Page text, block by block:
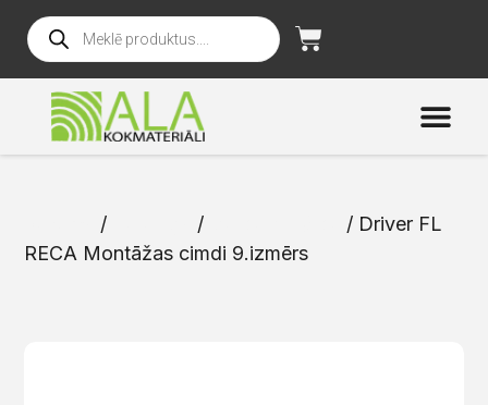
/ /
/ Driver FL
RECA Montāžas cimdi 9.izmērs